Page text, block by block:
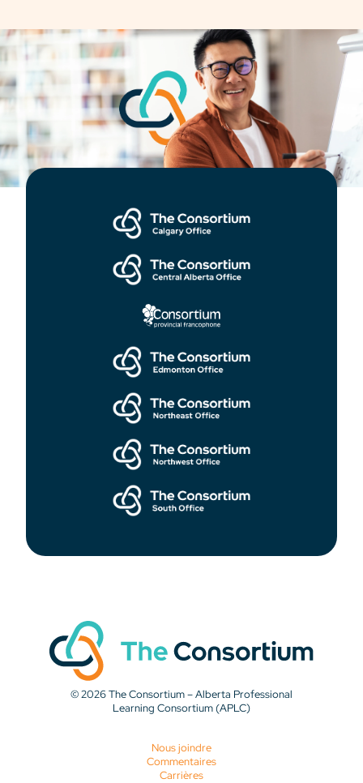
© 2026 The Consortium – Alberta Professional
Learning Consortium (APLC)
Nous joindre
Commentaires
Carrières